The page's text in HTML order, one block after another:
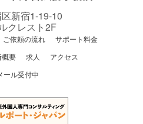
新宿1-19-10
クレスト2F
ご依頼の流れ
サポート料金
要 求人
アクセス
ール受付中